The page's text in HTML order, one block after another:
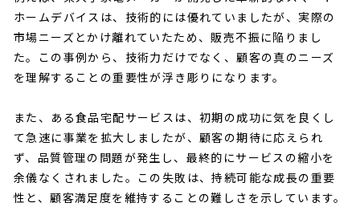
ホームデバイスは、技術的には優れていましたが、実際の
市場ニーズとかけ離れていたため、販売不振に陥りまし
た。この事例から、技術力だけでなく、顧客の真のニーズ
を理解することの重要性が浮き彫りになります。
また、ある食品宅配サービスは、初期の成功に気を良くし
て急速に事業を拡大しましたが、顧客の期待に応えられ
ず、品質管理の問題が発生し、最終的にサービスの縮小を
余儀なくされました。この失敗は、持続可能な成長の重要
性と、顧客満足度を維持することの難しさを示しています。